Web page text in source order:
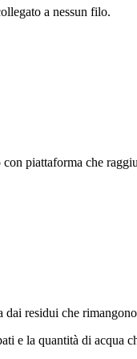
a nessun filo.
piattaforma che
dai residui che
e la quantità di acqua